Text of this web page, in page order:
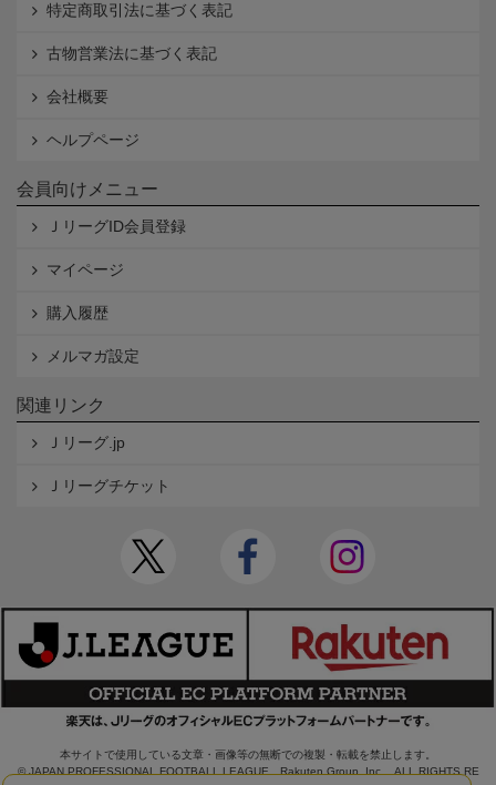
特定商取引法に基づく表記
古物営業法に基づく表記
会社概要
ヘルプページ
会員向けメニュー
ＪリーグID会員登録
マイページ
購入履歴
メルマガ設定
関連リンク
Ｊリーグ.jp
Ｊリーグチケット
本サイトで使用している文章・画像等の無断での複製・転載を禁止します。
© JAPAN PROFESSIONAL FOOTBALL LEAGUE Rakuten Group, Inc. ALL RIGHTS RE